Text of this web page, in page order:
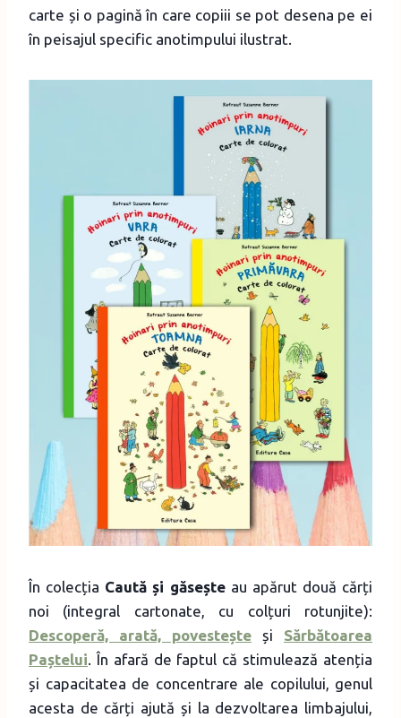
carte și o pagină în care copiii se pot desena pe ei
în peisajul specific anotimpului ilustrat.
În colecția Caută și găseșteau apărut două cărți
noi (integral cartonate, cu colțuri rotunjite):
Descoperă, arată, povestește și Sărbătoarea
Paștelui. În afară de faptul că stimulează atenția
și capacitatea de concentrare ale copilului, genul
acesta de cărți ajută și la dezvoltarea limbajului,